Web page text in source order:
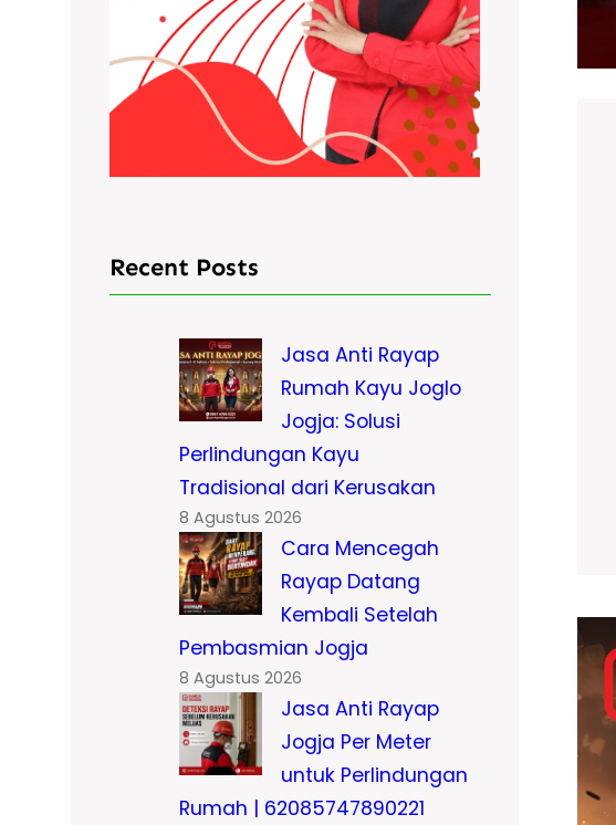
Recent Posts
Jasa Anti Rayap
Rumah Kayu Joglo
Jogja: Solusi
Perlindungan Kayu
Tradisional dari Kerusakan
8 Agustus 2026
Cara Mencegah
Rayap Datang
Kembali Setelah
Pembasmian Jogja
8 Agustus 2026
Jasa Anti Rayap
Jogja Per Meter
untuk Perlindungan
Rumah | 62085747890221